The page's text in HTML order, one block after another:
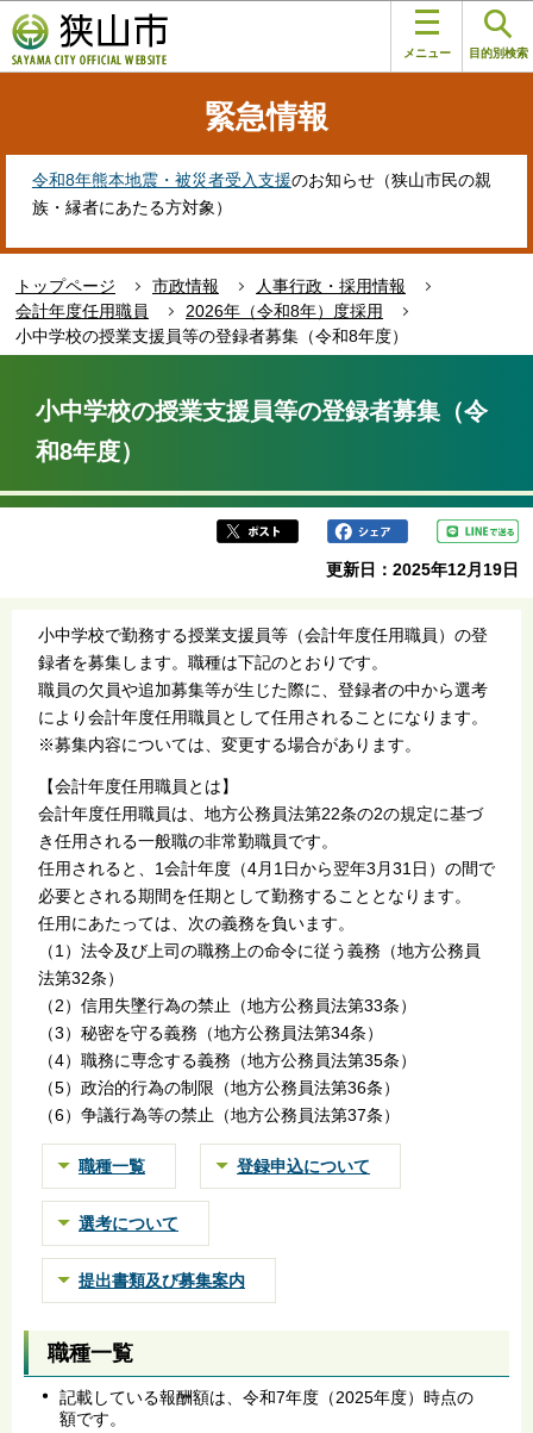
の
ペ
す
メニュー 目的別検索
緊急情報
令和8年熊本地震・被災者受入支援のお知らせ（狭山市民の親
族・縁者にあたる方対象）
トップページ 市政情報
人事行政・採用情報
会計年度任用職員
2026年（令和8年）度採用
小中学校の授業支援員等の登録者募集（令和8年度）
ら
小中学校の授業支援員等の登録者募集（令
和8年度）
更新日：2025年12月19日
小中学校で勤務する授業支援員等（会計年度任用職員）の登
録者を募集します。職種は下記のとおりです。
職員の欠員や追加募集等が生じた際に、登録者の中から選考
により会計年度任用職員として任用されることになります。
※募集内容については、変更する場合があります。
【会計年度任用職員とは】
会計年度任用職員は、地方公務員法第22条の2の規定に基づ
き任用される一般職の非常勤職員です。
任用されると、1会計年度（4月1日から翌年3月31日）の間で
必要とされる期間を任期として勤務することとなります。
任用にあたっては、次の義務を負います。
（1）法令及び上司の職務上の命令に従う義務（地方公務員
法第32条）
（2）信用失墜行為の禁止（地方公務員法第33条）
（3）秘密を守る義務（地方公務員法第34条）
（4）職務に専念する義務（地方公務員法第35条）
（5）政治的行為の制限（地方公務員法第36条）
（6）争議行為等の禁止（地方公務員法第37条）
職種一覧 登録申込について
選考について
提出書類及び募集案内
職種一覧
記載している報酬額は、令和7年度（2025年度）時点の
額です。